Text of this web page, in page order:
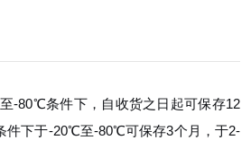
-80℃条件下，自收货之日起可保存12
件下于-20℃至-80℃可保存3个月，于2-